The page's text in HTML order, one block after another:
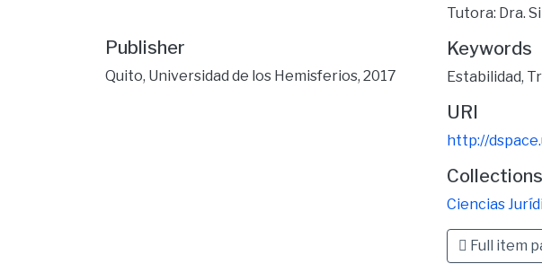
Publisher
Quito, Universidad de los Hemisferios, 2017
Tutora: Dra.
Keywords
Estabilidad,
URI
http://
Collections
Ciencias
Full item